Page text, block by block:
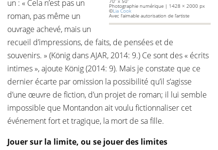
Photographie numérique | 1428 × 2000 px
©Lia Cook
Avec l'aimable autorisation de l’artiste
un : « Cela n’est pas un
roman, pas même un
ouvrage achevé, mais un
recueil d’impressions, de faits, de pensées et de
souvenirs. » (König dans AJAR, 2014: 9.) Ce sont des « écrits
intimes », ajoute König (2014: 9). Mais je constate que ce
dernier écarte par omission la possibilité qu’il s’agisse
d’une œuvre de fiction, d’un projet de roman; il lui semble
impossible que Montandon ait voulu fictionnaliser cet
événement fort et tragique, la mort de sa fille.
Jouer sur la limite, ou se jouer des limites